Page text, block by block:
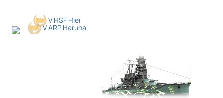
V HSF Hiei
V ARP Haruna